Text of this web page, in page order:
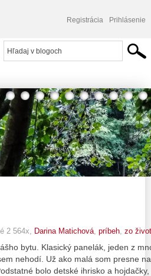
Registrácia Prihlásenie
2 564x, Darina Matichová príbeh zo
bytu. Klasický panelák, jeden z
nehodí. Už ako malá som presne
bolo detské ihrisko a